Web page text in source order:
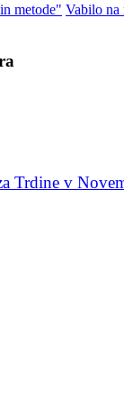
metode" Vabilo na
Trdine v